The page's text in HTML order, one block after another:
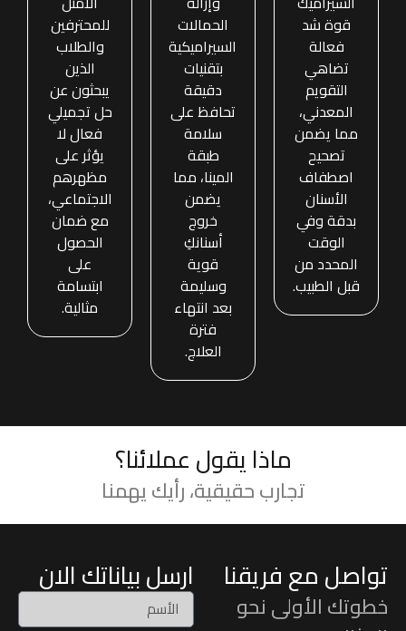
قوة شد
فعالة
تضاهي
التقويم
المعدني،
مما يضمن
تصحيح
اصطفاف
الأسنان
بدقة وفي
الوقت
المحدد من
قبل الطبيب.
الحمالات
السيراميكية
بتقنيات
دقيقة
تحافظ على
سلامة
طبقة
المينا، مما
يضمن
خروج
أسنانكِ
قوية
وسليمة
بعد انتهاء
فترة
العلاج.
للمحترفين
والطلاب
الذين
يبحثون عن
حل تجميلي
فعال لا
يؤثر على
مظهرهم
الاجتماعي،
مع ضمان
الحصول
على
ابتسامة
مثالية.
ماذا يقول عملائنا؟
تجارب حقيقية، رأيك يهمنا
تواصل مع فريقنا
خطوتك الأولى نحو
ارسل بياناتك الان